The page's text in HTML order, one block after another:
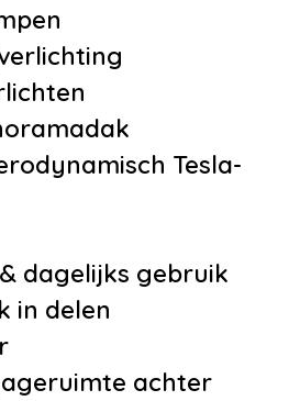
Tesla-
dagelijks gebruik
in delen
achter